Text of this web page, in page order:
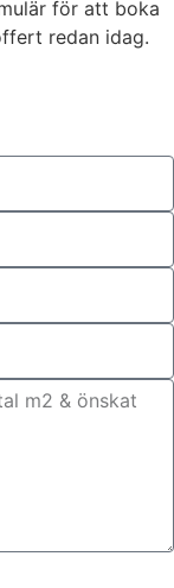
för att boka
redan idag.